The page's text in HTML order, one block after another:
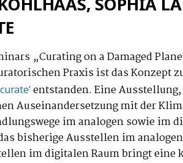
„Curating on a Damaged
Praxis ist das Konzept
entstanden. Eine
Auseinandersetzung mit der
im analogen sowie im
bisherige Ausstellen im
im digitalen Raum bringt